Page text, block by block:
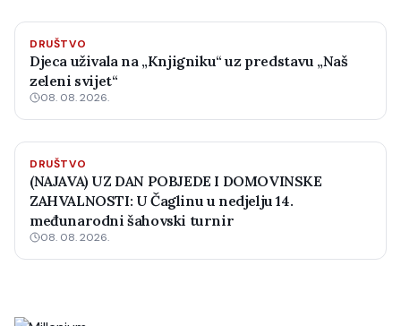
DRUŠTVO
Djeca uživala na „Knjigniku“ uz predstavu „Naš
zeleni svijet“
08. 08. 2026.
DRUŠTVO
(NAJAVA) UZ DAN POBJEDE I DOMOVINSKE
ZAHVALNOSTI: U Čaglinu u nedjelju 14.
međunarodni šahovski turnir
08. 08. 2026.